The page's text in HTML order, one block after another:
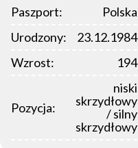
Paszport:
Polska
Urodzony:
23.12.1984
Wzrost:
194
Pozycja:
niski
skrzydłowy
/ silny
skrzydłowy